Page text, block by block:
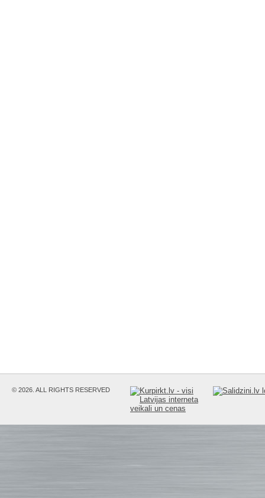
© 2026. ALL RIGHTS RESERVED